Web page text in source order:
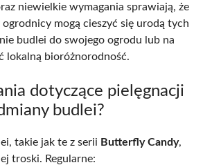
niewielkie wymagania sprawiają, że
mogą cieszyć się urodą tych
budlei do swojego ogrodu lub na
lokalną bioróżnorodność.
dotyczące pielęgnacji
budlei?
takie jak te z serii Butterfly Candy,
troski. Regularne: